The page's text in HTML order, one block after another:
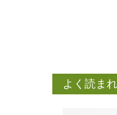
よく読ま